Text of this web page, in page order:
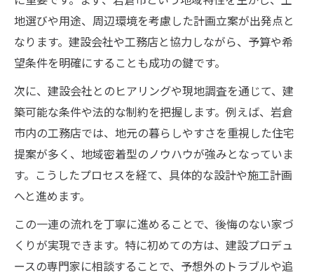
地選びや用途、周辺環境を考慮した計画立案が出発点と
なります。建設会社や工務店と協力しながら、予算や希
望条件を明確にすることも成功の鍵です。
次に、建設会社とのヒアリングや現地調査を通じて、建
築可能な条件や法的な制約を把握します。例えば、岩倉
市内の工務店では、地元の暮らしやすさを重視した住宅
提案が多く、地域密着型のノウハウが強みとなっていま
す。こうしたプロセスを経て、具体的な設計や施工計画
へと進めます。
この一連の流れを丁寧に進めることで、後悔のない家づ
くりが実現できます。特に初めての方は、建設プロデュ
ースの専門家に相談することで、予想外のトラブルや追